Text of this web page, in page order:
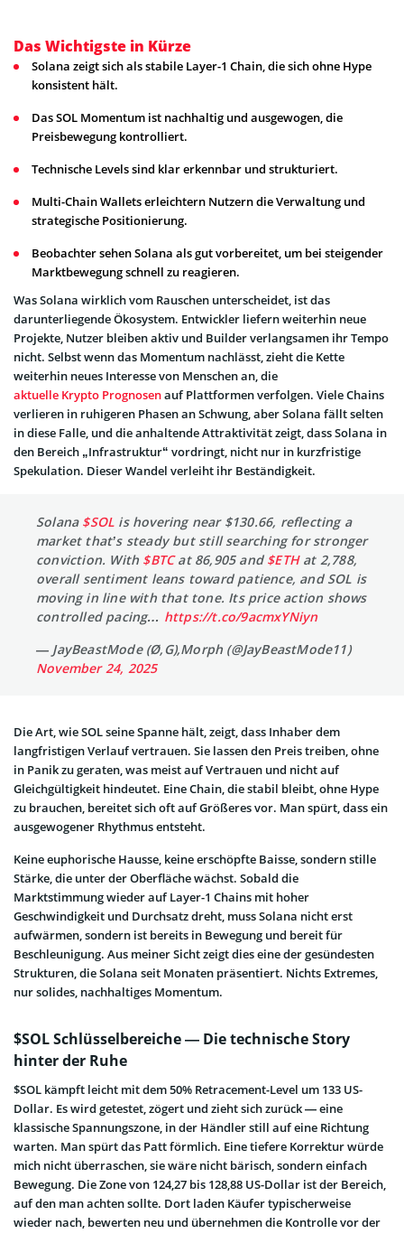
Das Wichtigste in Kürze
Solana zeigt sich als stabile Layer-1 Chain, die sich ohne Hype
konsistent hält.
Das SOL Momentum ist nachhaltig und ausgewogen, die
Preisbewegung kontrolliert.
Technische Levels sind klar erkennbar und strukturiert.
Multi-Chain Wallets erleichtern Nutzern die Verwaltung und
strategische Positionierung.
Beobachter sehen Solana als gut vorbereitet, um bei steigender
Marktbewegung schnell zu reagieren.
Was Solana wirklich vom Rauschen unterscheidet, ist das
darunterliegende Ökosystem. Entwickler liefern weiterhin neue
Projekte, Nutzer bleiben aktiv und Builder verlangsamen ihr Tempo
nicht. Selbst wenn das Momentum nachlässt, zieht die Kette
weiterhin neues Interesse von Menschen an, die
aktuelle Krypto Prognosenauf Plattformen verfolgen. Viele Chains
verlieren in ruhigeren Phasen an Schwung, aber Solana fällt selten
in diese Falle, und die anhaltende Attraktivität zeigt, dass Solana in
den Bereich „Infrastruktur“ vordringt, nicht nur in kurzfristige
Spekulation. Dieser Wandel verleiht ihr Beständigkeit.
Solana $SOL is hovering near $130.66, reflecting a
market that’s steady but still searching for stronger
conviction. With $BTCat 86,905 and $ETHat 2,788,
overall sentiment leans toward patience, and SOL is
moving in line with that tone. Its price action shows
controlled pacing… https://t.co/9acmxYNiyn
— JayBeastMode (Ø,G),Morph (@JayBeastMode11)
November 24, 2025
Die Art, wie SOL seine Spanne hält, zeigt, dass Inhaber dem
langfristigen Verlauf vertrauen. Sie lassen den Preis treiben, ohne
in Panik zu geraten, was meist auf Vertrauen und nicht auf
Gleichgültigkeit hindeutet. Eine Chain, die stabil bleibt, ohne Hype
zu brauchen, bereitet sich oft auf Größeres vor. Man spürt, dass ein
ausgewogener Rhythmus entsteht.
Keine euphorische Hausse, keine erschöpfte Baisse, sondern stille
Stärke, die unter der Oberfläche wächst. Sobald die
Marktstimmung wieder auf Layer-1 Chains mit hoher
Geschwindigkeit und Durchsatz dreht, muss Solana nicht erst
aufwärmen, sondern ist bereits in Bewegung und bereit für
Beschleunigung. Aus meiner Sicht zeigt dies eine der gesündesten
Strukturen, die Solana seit Monaten präsentiert. Nichts Extremes,
nur solides, nachhaltiges Momentum.
$SOL Schlüsselbereiche — Die technische Story
hinter der Ruhe
$SOL kämpft leicht mit dem 50% Retracement-Level um 133 US-
Dollar. Es wird getestet, zögert und zieht sich zurück — eine
klassische Spannungszone, in der Händler still auf eine Richtung
warten. Man spürt das Patt förmlich. Eine tiefere Korrektur würde
mich nicht überraschen, sie wäre nicht bärisch, sondern einfach
Bewegung. Die Zone von 124,27 bis 128,88 US-Dollar ist der Bereich,
auf den man achten sollte. Dort laden Käufer typischerweise
wieder nach, bewerten neu und übernehmen die Kontrolle vor der